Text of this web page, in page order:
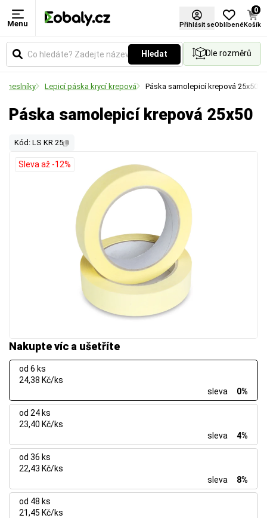
Menu Přihlásit seOblíbené
0
Košík
Hledat Dle rozměrů
Lepicí páska krycí krepová Páska samolepicí krepová 25x50
Páska samolepicí krepová 25x50
Kód: LS KR 25
Nakupte víc a ušetříte
od 6 ks
24,38 Kč/ks
sleva
0%
od 24 ks
23,40 Kč/ks
sleva
4%
od 36 ks
22,43 Kč/ks
sleva
8%
od 48 ks
21,45 Kč/ks
Sleva až -12%